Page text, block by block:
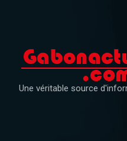
Une véritable source